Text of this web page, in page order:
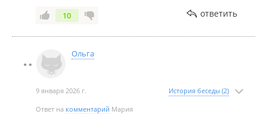
10 ответить
Ольга
9 января 2026 г. История беседы (2)
Ответ на комментарий Мария